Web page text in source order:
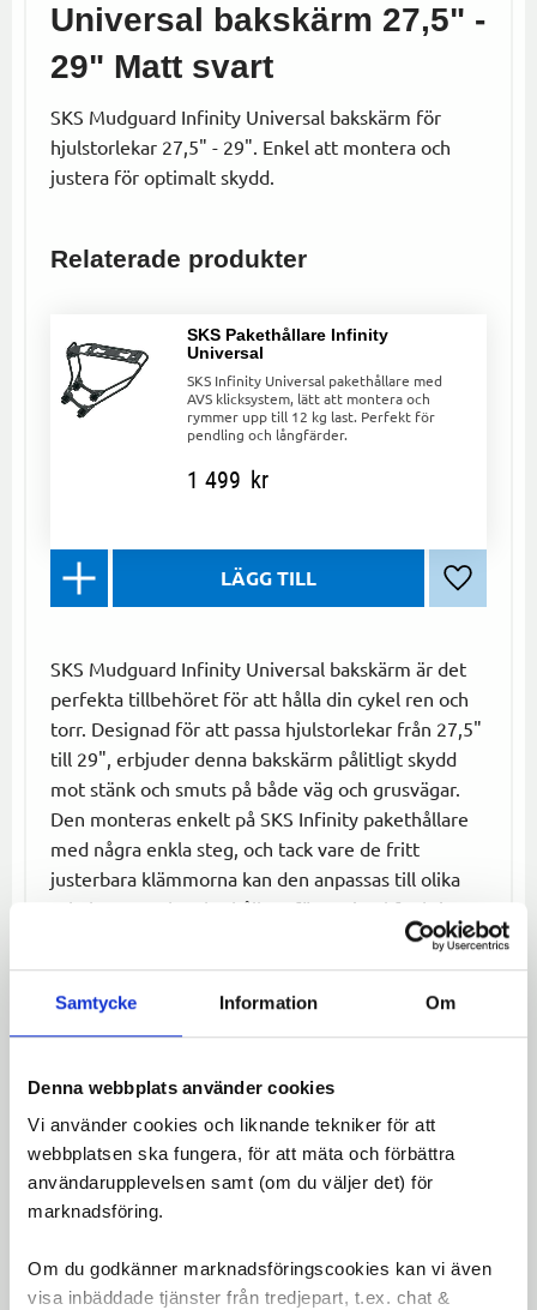
Samtycke Information Om
Denna webbplats använder cookies
Vi använder cookies och liknande tekniker för att
webbplatsen ska fungera, för att mäta och förbättra
användarupplevelsen samt (om du väljer det) för
marknadsföring.
Om du godkänner marknadsföringscookies kan vi även
visa inbäddade tjänster från tredjepart, t.ex. chat &
Universal bakskärm 27,5" -
29" Matt svart
SKS Mudguard Infinity Universal bakskärm för
hjulstorlekar 27,5" - 29". Enkel att montera och
justera för optimalt skydd.
SKS Mudguard Infinity Universal bakskärm är det
perfekta tillbehöret för att hålla din cykel ren och
torr. Designad för att passa hjulstorlekar från 27,5"
till 29", erbjuder denna bakskärm pålitligt skydd
mot stänk och smuts på både väg och grusvägar.
Den monteras enkelt på SKS Infinity pakethållare
med några enkla steg, och tack vare de fritt
justerbara klämmorna kan den anpassas till olika
cykelramar och pakethållare för optimal funktion.
Skärmen är tillverkad av en hållbar kombination av
slitstark. Den breda designen på 75 mm och
längden på 680 mm ger ett utmärkt skydd, vilket
långfärdscykling. Med sin matt svarta finish ger
den ett stilrent och diskret utseende på cykeln.
Specifikationer
Montering
Position : Bakskärm
Relaterade produkter
SKS Pakethållare Infinity
Universal
SKS Infinity Universal pakethållare med
AVS klicksystem, lätt att montera och
rymmer upp till 12 kg last. Perfekt för
pendling och långfärder.
1 499 kr
Lägg till